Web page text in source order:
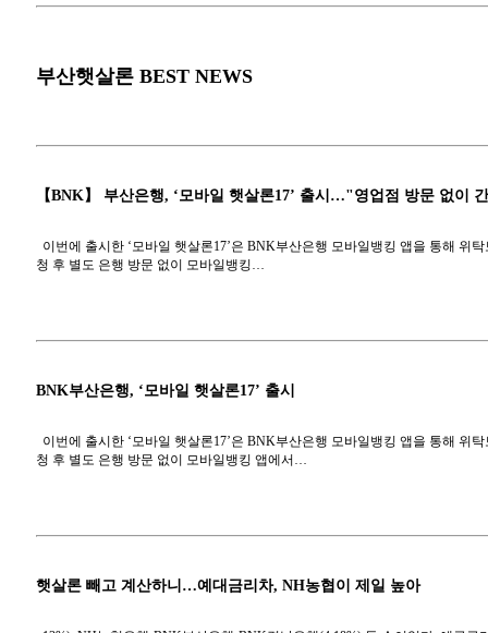
부산햇살론 BEST NEWS
【BNK】 부산은행, ‘모바일 햇살론17’ 출시…"영업점 방문 없이
이번에 출시한 ‘모바일 햇살론17’은 BNK부산은행 모바일뱅킹 앱을 통해 위
청 후 별도 은행 방문 없이 모바일뱅킹…
BNK부산은행, ‘모바일 햇살론17’ 출시
이번에 출시한 ‘모바일 햇살론17’은 BNK부산은행 모바일뱅킹 앱을 통해 위
청 후 별도 은행 방문 없이 모바일뱅킹 앱에서…
햇살론 빼고 계산하니…예대금리차, NH농협이 제일 높아